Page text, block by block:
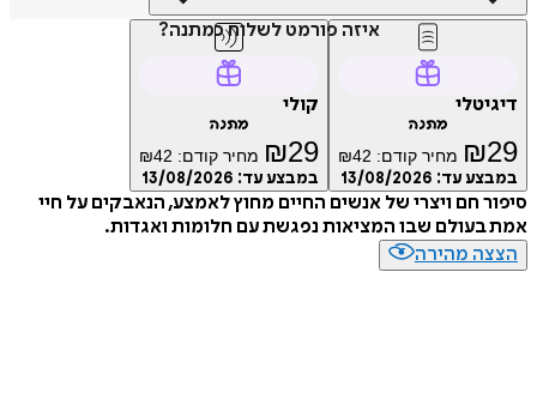
איזה פורמט לשלוח כמתנה?
₪ מחיר קודם: ₪42
עד:13/08/2026
₪ 29 מחיר קודם: ₪42
במבצע עד:13/08/2026
חם ויצרי של אנשים החיים מחוץ לאמצע, הנאבקים על חיי
שבו המציאות נפגשת עם חלומות ואגדות.
מהירה